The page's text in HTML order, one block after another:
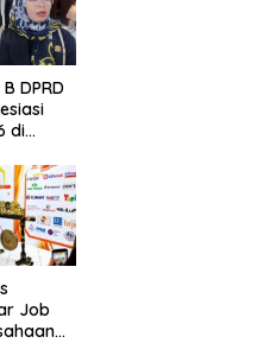
DPRD
di
Job